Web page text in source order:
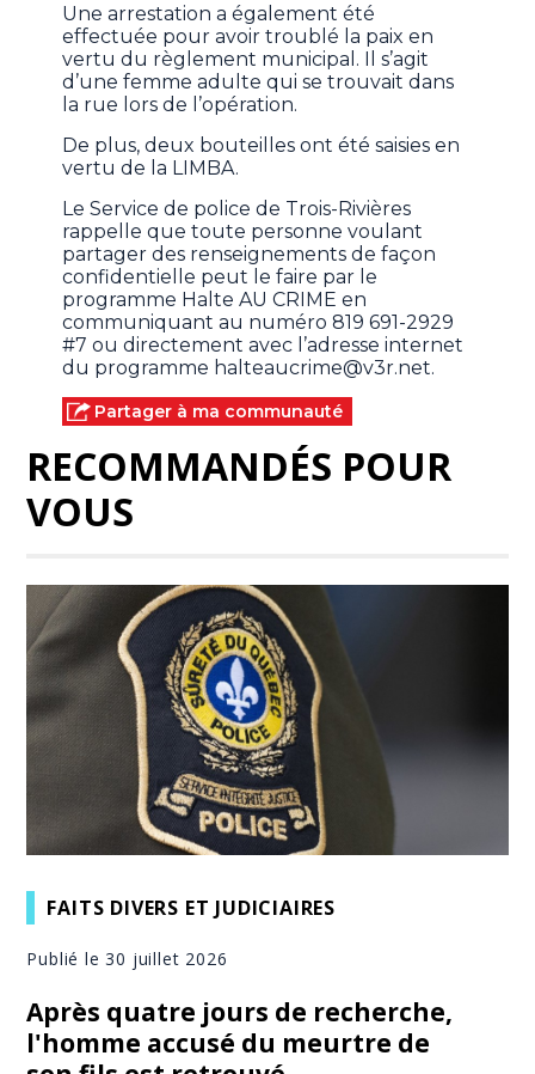
Une arrestation a également été
effectuée pour avoir troublé la paix en
vertu du règlement municipal. Il s’agit
d’une femme adulte qui se trouvait dans
la rue lors de l’opération.
De plus, deux bouteilles ont été saisies en
vertu de la LIMBA.
Le Service de police de Trois-Rivières
rappelle que toute personne voulant
partager des renseignements de façon
confidentielle peut le faire par le
programme Halte AU CRIME en
communiquant au numéro 819 691-2929
#7 ou directement avec l’adresse internet
du programme halteaucrime@v3r.net.
Partager à ma communauté
RECOMMANDÉS POUR
VOUS
FAITS DIVERS ET JUDICIAIRES
Publié le 30 juillet 2026
Après quatre jours de recherche,
l'homme accusé du meurtre de